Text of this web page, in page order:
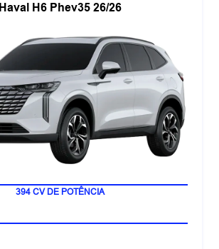
Haval H6 Phev35 26/26
LANÇAMENTO